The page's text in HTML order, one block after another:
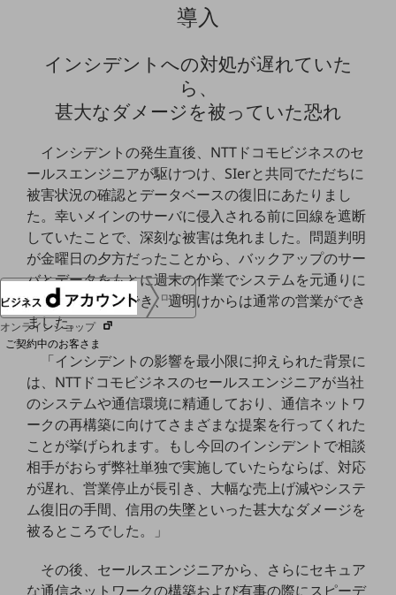
障がい者採用
人材育成制度
広告・協賛
NTTドコモグループ
ログイン
オンラインショップ
ご契約中のお客さま
サービス別サポート情報
ご契約中サービスの一元管理
Web明細(ビリングステーション)
導入
インシデントへの対処が遅れていた
ら、
甚大なダメージを被っていた恐れ
インシデントの発生直後、NTTドコモビジネスのセ
ールスエンジニアが駆けつけ、SIerと共同でただちに
被害状況の確認とデータベースの復旧にあたりまし
た。幸いメインのサーバに侵入される前に回線を遮断
していたことで、深刻な被害は免れました。問題判明
が金曜日の夕方だったことから、バックアップのサー
バとデータをもとに週末の作業でシステムを元通りに
回復することができ、週明けからは通常の営業ができ
ました。
「インシデントの影響を最小限に抑えられた背景に
は、NTTドコモビジネスのセールスエンジニアが当社
のシステムや通信環境に精通しており、通信ネットワ
ークの再構築に向けてさまざまな提案を行ってくれた
ことが挙げられます。もし今回のインシデントで相談
相手がおらず弊社単独で実施していたらならば、対応
が遅れ、営業停止が長引き、大幅な売上げ減やシステ
ム復旧の手間、信用の失墜といった甚大なダメージを
被るところでした。」
その後、セールスエンジニアから、さらにセキュア
な通信ネットワークの構築および有事の際にスピーデ